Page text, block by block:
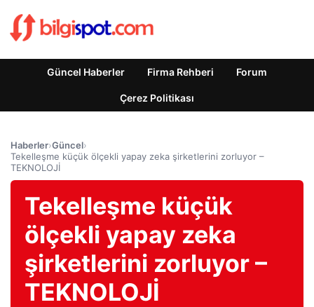
Güncel Haberler Firma Rehberi Forum
Çerez Politikası
Haberler›Güncel›
Tekelleşme küçük ölçekli yapay zeka şirketlerini zorluyor –
TEKNOLOJİ
Tekelleşme küçük
ölçekli yapay zeka
şirketlerini zorluyor –
TEKNOLOJİ